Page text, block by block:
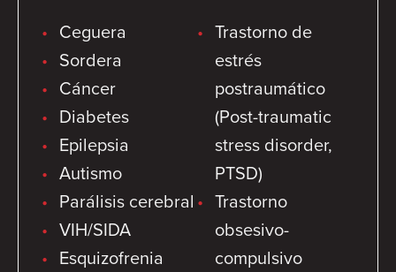
Ceguera
Sordera
Cáncer
Diabetes
Epilepsia
Autismo
Parálisis cerebral
VIH/SIDA
Esquizofrenia
Trastorno de
estrés
postraumático
(Post-traumatic
stress disorder,
PTSD)
Trastorno
obsesivo-
compulsivo